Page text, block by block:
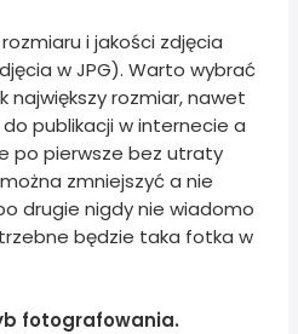
i jakości zdjęcia
w JPG). Warto wybrać
największy rozmiar, nawet
publikacji w internecie a
po pierwsze bez utraty
zmniejszyć a nie
drugie nigdy nie wiadomo
będzie taka fotka w
fotografowania.